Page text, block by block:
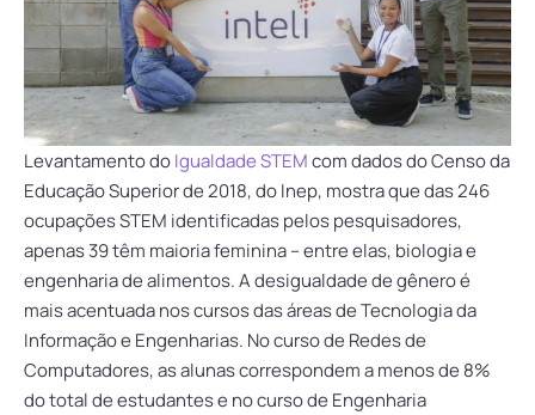
Levantamento doIgualdade STEMcom dados do Censo da
Educação Superior de 2018, do Inep, mostra que das 246
ocupações STEM identificadas pelos pesquisadores,
apenas 39 têm maioria feminina – entre elas, biologia e
engenharia de alimentos. A desigualdade de gênero é
mais acentuada nos cursos das áreas de Tecnologia da
Informação e Engenharias. No curso de Redes de
Computadores, as alunas correspondem a menos de 8%
do total de estudantes e no curso de Engenharia